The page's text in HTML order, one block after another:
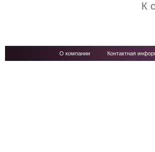
К
О компании Контактная